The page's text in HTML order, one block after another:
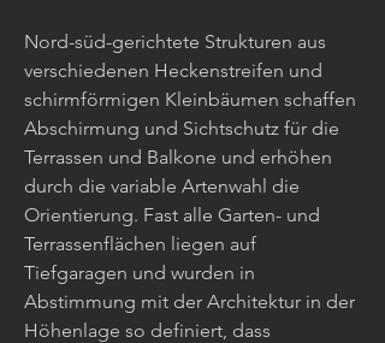
Nord-süd-gerichtete Strukturen aus
verschiedenen Heckenstreifen und
schirmförmigen Kleinbäumen schaffen
Abschirmung und Sichtschutz für die
Terrassen und Balkone und erhöhen
durch die variable Artenwahl die
Orientierung. Fast alle Garten- und
Terrassenflächen liegen auf
Tiefgaragen und wurden in
Abstimmung mit der Architektur in der
Höhenlage so definiert, dass